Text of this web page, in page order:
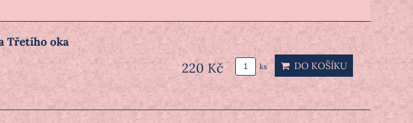
Třetího oka
220 Kč ks DO KOŠÍKU